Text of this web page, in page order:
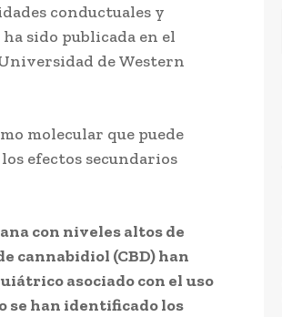
conductuales y
sido publicada en el
de Western
molecular que puede
efectos secundarios
con niveles altos de
cannabidiol (CBD) han
asociado con el uso
se han identificado los